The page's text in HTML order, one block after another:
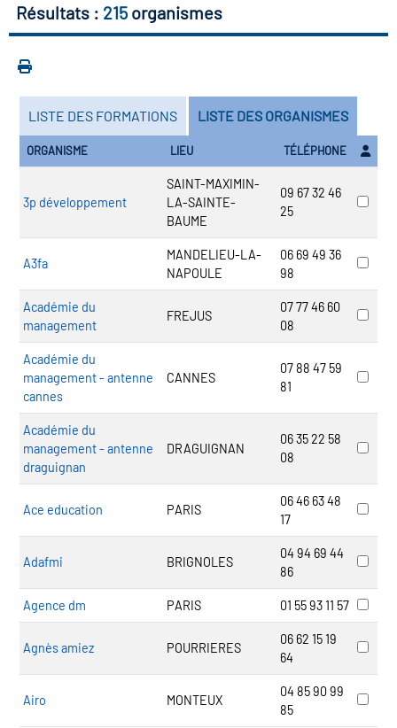
des secteurs
Résultats : 215 organismes
LISTE DES FORMATIONS LISTE DES ORGANISMES
ORGANISME LIEU TÉLÉPHONE
3p développement
SAINT-MAXIMIN-
LA-SAINTE-
BAUME
09 67 32 46
25
A3fa
MANDELIEU-LA-
NAPOULE
06 69 49 36
98
Académie du
management
FREJUS
07 77 46 60
08
Académie du
management - antenne
cannes
CANNES
07 88 47 59
81
Académie du
management - antenne
draguignan
DRAGUIGNAN
06 35 22 58
08
Ace education PARIS
06 46 63 48
17
Adafmi BRIGNOLES
04 94 69 44
86
Agence dm PARIS 01 55 93 11 57
Agnès amiez POURRIERES
06 62 15 19
64
Airo MONTEUX
04 85 90 99
85